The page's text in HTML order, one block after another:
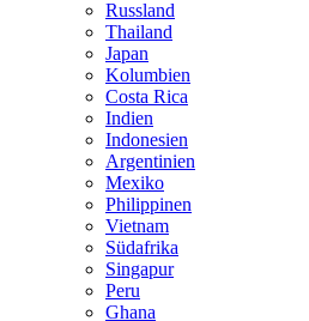
Russland
Thailand
Japan
Kolumbien
Costa Rica
Indien
Indonesien
Argentinien
Mexiko
Philippinen
Vietnam
Südafrika
Singapur
Peru
Ghana